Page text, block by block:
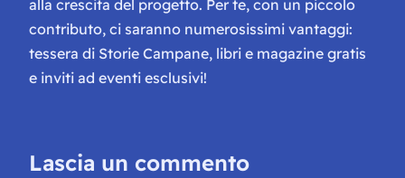
alla crescita del progetto. Per te, con un piccolo
contributo, ci saranno numerosissimi vantaggi:
tessera di Storie Campane, libri e magazine gratis
e inviti ad eventi esclusivi!
Lascia un commento